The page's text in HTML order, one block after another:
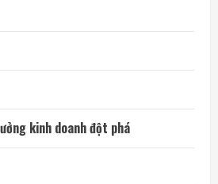
kinh doanh đột phá